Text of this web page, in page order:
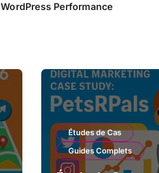
WordPress Performance
Études de Cas
Guides Complets